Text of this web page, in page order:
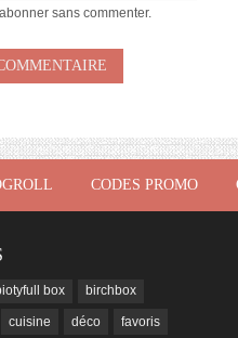
sans commenter.
CODES PROMO
box birchbox
cuisine déco favoris